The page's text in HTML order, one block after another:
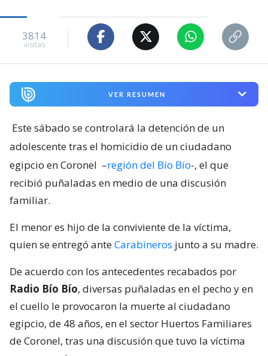
3814
visitas
VER RESUMEN
Este sábado se controlará la detención de un
adolescente tras el homicidio de un ciudadano
egipcio en Coronel –región del Bío Bío-, el que
recibió puñaladas en medio de una discusión
familiar.
El menor es hijo de la conviviente de la víctima,
quien se entregó anteCarabineros junto a su madre.
De acuerdo con los antecedentes recabados por
Radio Bío Bío, diversas puñaladas en el pecho y en
el cuello le provocaron la muerte al ciudadano
egipcio, de 48 años, en el sector Huertos Familiares
de Coronel, tras una discusión que tuvo la víctima